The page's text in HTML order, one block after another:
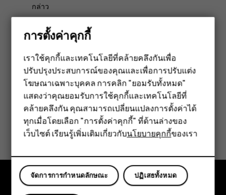
สมาร์ทโฟน
ฟีเจอร์โฟน
อุปกรณ์เสริม
แท็บเล็ต
กล่าว
ทางการแพทย์ที่ปลูกถ่ายไว้ในร่างกาย โปรดปรึกษากับแพทย์ที่ให้
ข้อมูลนี้มีประโยชน์กับคุณหรือไม่
การตั้งค่าคุกกี้
เราใช้คุกกี้และเทคโนโลยีที่คล้ายคลึงกันเพื่อ
ปรับปรุงประสบการณ์ของคุณและเพื่อการปรับแต่ง
โฆษณาเฉพาะบุคคล การคลิก "ยอมรับทั้งหมด"
แสดงว่าคุณยอมรับการใช้คุกกี้และเทคโนโลยีที่
คล้ายคลึงกัน คุณสามารถเปลี่ยนแปลงการตั้งค่าได้
ทุกเมื่อโดยเลือก "การตั้งค่าคุกกี้" ที่ด้านล่างของ
เว็บไซต์ เรียนรู้เพิ่มเติมเกี่ยวกับนโยบายคุกกี้ของเรา
ปฏิเสธทั้งหมด
จัดการการกำหนดลักษณะ